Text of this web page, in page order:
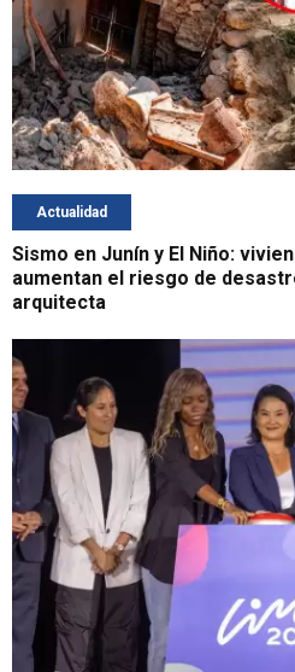
Actualidad
Sismo en Junín y El Niño:
aumentan el riesgo de
arquitecta